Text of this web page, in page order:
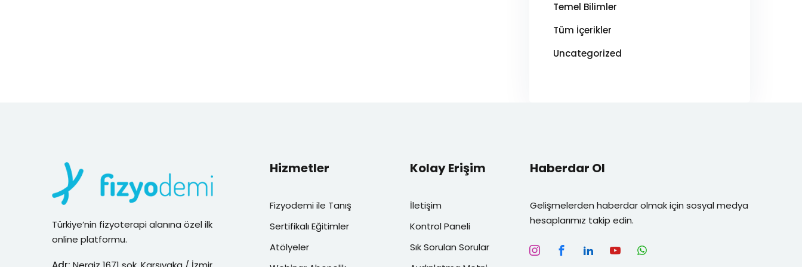
Temel Bilimler
Tüm İçerikler
Uncategorized
Türkiye’nin fizyoterapi alanına özel ilk
online platformu.
Hizmetler
Fizyodemi ile Tanış
Sertifikalı Eğitimler
Atölyeler
Kolay Erişim
İletişim
Kontrol Paneli
Sık Sorulan Sorular
Haberdar Ol
Gelişmelerden haberdar olmak için sosyal medya
hesaplarımız takip edin.